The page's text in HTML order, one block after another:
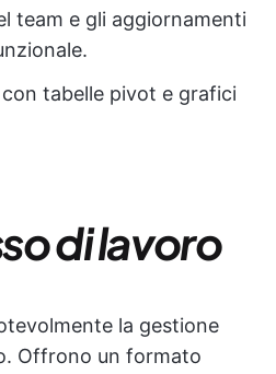
team e gli aggiornamenti
tabelle pivot e grafici
di lavoro
la gestione
Offrono un formato